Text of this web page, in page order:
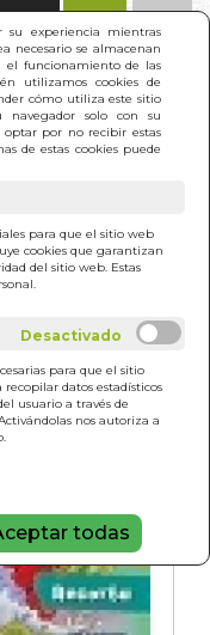
experiencia mientras
necesario se almacenan
el funcionamiento de las
utilizamos cookies de
cómo utiliza este sitio
navegador solo con su
por no recibir estas
de estas cookies puede
para que el sitio web
cookies que garantizan
del sitio web. Estas
para que el sitio
datos estadísticos
usuario a través de
nos autoriza a
todas